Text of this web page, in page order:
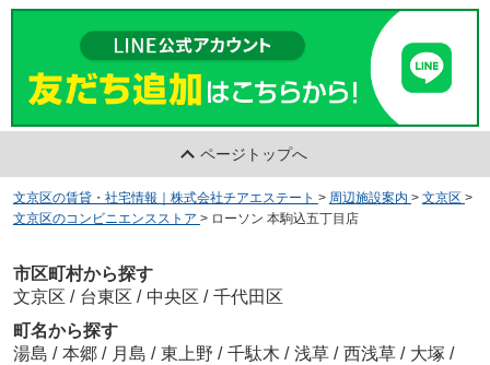
ページトップへ
文京区の賃貸・社宅情報｜株式会社チアエステート > 周辺施設案内 > 文京区 >
文京区のコンビニエンスストア > ローソン 本駒込五丁目店
市区町村から探す
文京区 / 台東区 / 中央区 / 千代田区
町名から探す
湯島 / 本郷 / 月島 / 東上野 / 千駄木 / 浅草 / 西浅草 / 大塚 /